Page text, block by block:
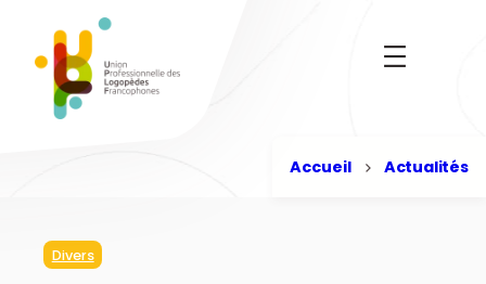
contenu
Accueil Actualités
Divers